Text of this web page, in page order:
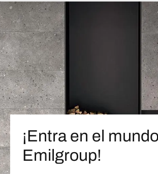
¡Entra en el
Emilgroup!